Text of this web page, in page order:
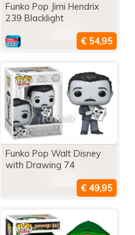
Funko Pop Jimi Hendrix
239 Blacklight
Funko Pop Walt Disney
with Drawing 74